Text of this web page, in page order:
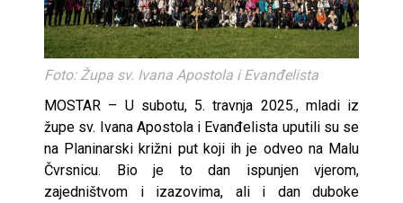
Foto: Župa sv. Ivana Apostola i Evanđelista
MOSTAR – U subotu, 5. travnja 2025., mladi iz
župe sv. Ivana Apostola i Evanđelista uputili su se
na Planinarski križni put koji ih je odveo na Malu
Čvrsnicu. Bio je to dan ispunjen vjerom,
zajedništvom i izazovima, ali i dan duboke